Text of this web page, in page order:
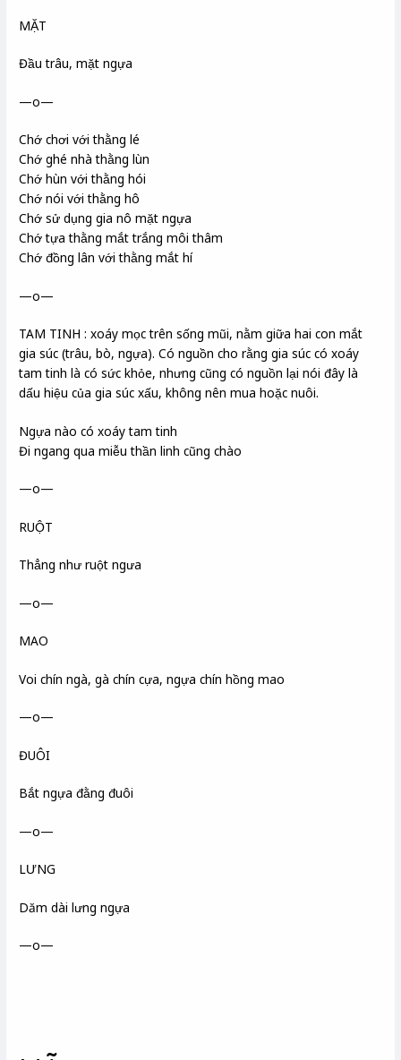
MẶT
Đầu trâu, mặt ngựa
—o—
Chớ chơi với thằng lé
Chớ ghé nhà thằng lùn
Chớ hùn với thằng hói
Chớ nói với thằng hô
Chớ sử dụng gia nô mặt ngựa
Chớ tựa thằng mắt trắng môi thâm
Chớ đồng lân với thằng mắt hí
—o—
TAM TINH : xoáy mọc trên sống mũi, nằm giữa hai con mắt
gia súc (trâu, bò, ngựa). Có nguồn cho rằng gia súc có xoáy
tam tinh là có sức khỏe, nhưng cũng có nguồn lại nói đây là
dấu hiệu của gia súc xấu, không nên mua hoặc nuôi.
Ngựa nào có xoáy tam tinh
Đi ngang qua miễu thần linh cũng chào
—o—
RUỘT
Thẳng như ruột ngưa
—o—
MAO
Voi chín ngà, gà chín cựa, ngựa chín hồng mao
—o—
ĐUÔI
Bắt ngựa đằng đuôi
—o—
LƯNG
Dăm dài lưng ngựa
—o—